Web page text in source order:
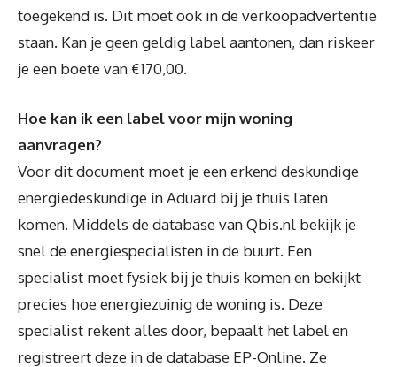
toegekend is. Dit moet ook in de verkoopadvertentie
staan. Kan je geen geldig label aantonen, dan riskeer
je een boete van €170,00.
Hoe kan ik een label voor mijn woning
aanvragen?
Voor dit document moet je een erkend deskundige
energiedeskundige in Aduard bij je thuis laten
komen. Middels de database van Qbis.nl bekijk je
snel de energiespecialisten in de buurt. Een
specialist moet fysiek bij je thuis komen en bekijkt
precies hoe energiezuinig de woning is. Deze
specialist rekent alles door, bepaalt het label en
registreert deze in de database EP-Online. Ze